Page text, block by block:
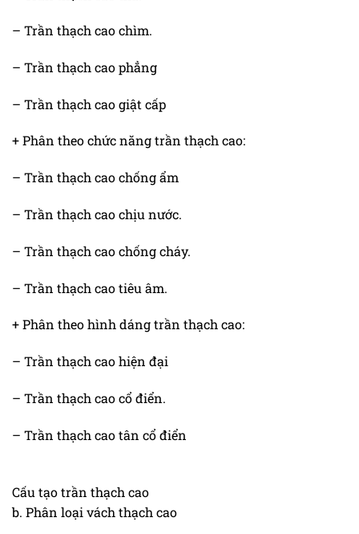
– Trần thạch cao chìm.
– Trần thạch cao phẳng
– Trần thạch cao giật cấp
+ Phân theo chức năng trần thạch cao:
– Trần thạch cao chống ẩm
– Trần thạch cao chịu nước.
– Trần thạch cao chống cháy.
– Trần thạch cao tiêu âm.
+ Phân theo hình dáng trần thạch cao:
– Trần thạch cao hiện đại
– Trần thạch cao cổ điển.
– Trần thạch cao tân cổ điển
Cấu tạo trần thạch cao
b. Phân loại vách thạch cao